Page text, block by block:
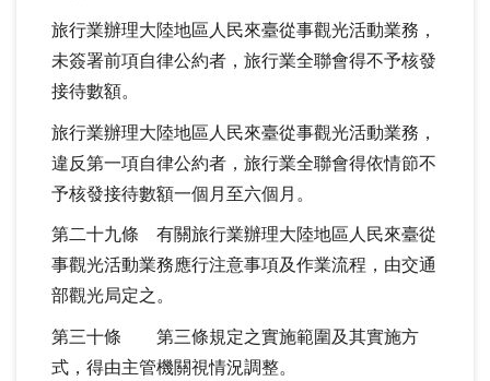
旅行業辦理大陸地區人民來臺從事觀光活動業務，
未簽署前項自律公約者，旅行業全聯會得不予核發
接待數額。
旅行業辦理大陸地區人民來臺從事觀光活動業務，
違反第一項自律公約者，旅行業全聯會得依情節不
予核發接待數額一個月至六個月。
第二十九條 有關旅行業辦理大陸地區人民來臺從
事觀光活動業務應行注意事項及作業流程，由交通
部觀光局定之。
第三十條 第三條規定之實施範圍及其實施方
式，得由主管機關視情況調整。